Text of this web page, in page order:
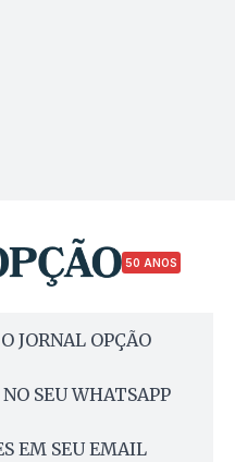
50 ANOS
JORNAL OPÇÃO
SEU WHATSAPP
EM SEU EMAIL